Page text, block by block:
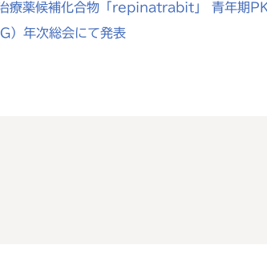
療薬候補化合物「repinatrabit」 青年期
）年次総会にて発表